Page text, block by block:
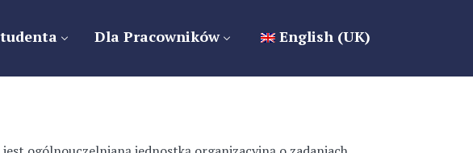
Dla Pracowników English (UK)